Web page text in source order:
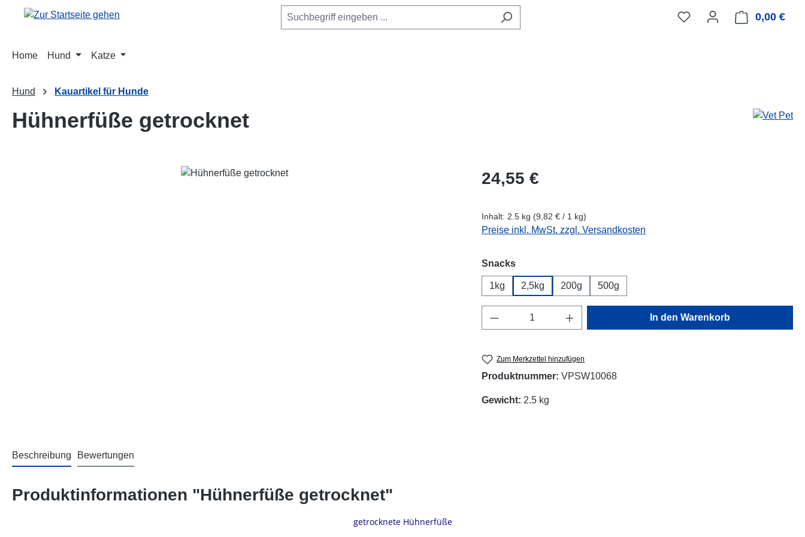
Hauptinhalt springen
Zur Suche springen
Zur Hauptnavigation springen 0,00 €
Home Hund Katze
Hund Kauartikel für Hunde
Hühnerfüße getrocknet
Regulärer Preis:
24,55 €
Inhalt: 2.5 kg (9,82 € / 1 kg)
Preise inkl. MwSt. zzgl. Versandkosten
Snacksauswählen
1kg 2,5kg 200g 500g
Produkt Anzahl: Gib den gewünschten Wert ein
In den Warenkorb
Zum Merkzettel hinzufügen
Produktnummer: VPSW10068
Gewicht: 2.5 kg
Beschreibung Bewertungen
Produktinformationen "Hühnerfüße getrocknet"
getrocknete Hühnerfüße